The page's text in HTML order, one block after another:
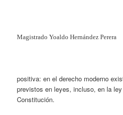
Magistrado Yoaldo Hernández Perera
positiva: en el derecho moderno
previstos en leyes, incluso, en la
Constitución.